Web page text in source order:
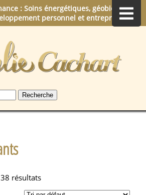
: Soins énergétiques, géobiologie,
personnel et entreprise.
Recherche
résultats